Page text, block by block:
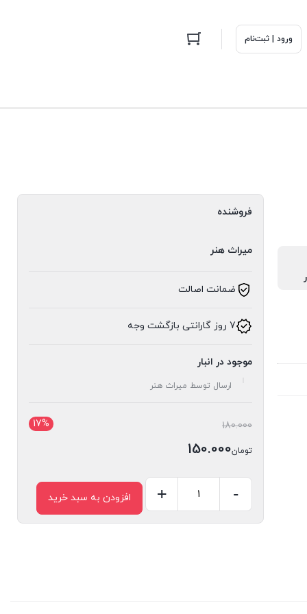
ورود | ثبت‌نام
فروشنده
میراث هنر
ضمانت اصالت
7 روز گارانتی بازگشت وجه
موجود در انبار
ارسال توسط میراث هنر
17% 180.000قیمت
اصلی:
تومان150.000
فعلی:
تومان150.000.
گلویی
-
+ افزودن به سبد خرید